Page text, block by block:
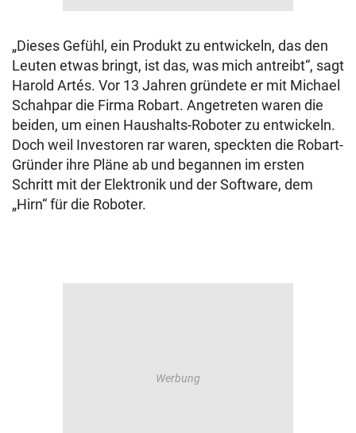
„Dieses Gefühl, ein Produkt zu entwickeln, das den
Leuten etwas bringt, ist das, was mich antreibt“, sagt
Harold Artés. Vor 13 Jahren gründete er mit Michael
Schahpar die Firma Robart. Angetreten waren die
beiden, um einen Haushalts-Roboter zu entwickeln.
Doch weil Investoren rar waren, speckten die Robart-
Gründer ihre Pläne ab und begannen im ersten
Schritt mit der Elektronik und der Software, dem
„Hirn“ für die Roboter.